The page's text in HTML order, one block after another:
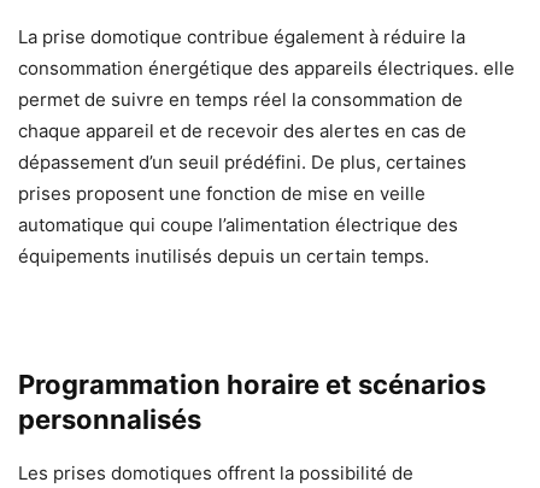
La prise domotique contribue également à réduire la
consommation énergétique des appareils électriques. elle
permet de suivre en temps réel la consommation de
chaque appareil et de recevoir des alertes en cas de
dépassement d’un seuil prédéfini. De plus, certaines
prises proposent une fonction de mise en veille
automatique qui coupe l’alimentation électrique des
équipements inutilisés depuis un certain temps.
Programmation horaire et scénarios
personnalisés
Les prises domotiques offrent la possibilité de